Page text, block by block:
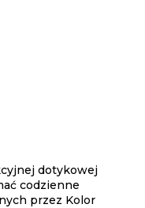
dotykowej
codzienne
przez Kolor